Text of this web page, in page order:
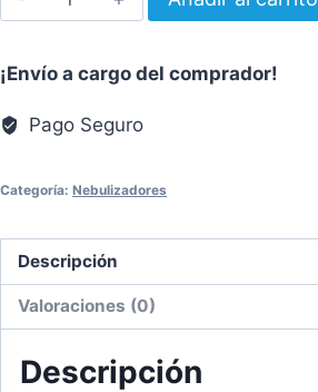
Portátil
NE-
cantidad
¡Envío a cargo del comprador!
Pago Seguro
Categoría: Nebulizadores
Descripción
Valoraciones (0)
Descripción